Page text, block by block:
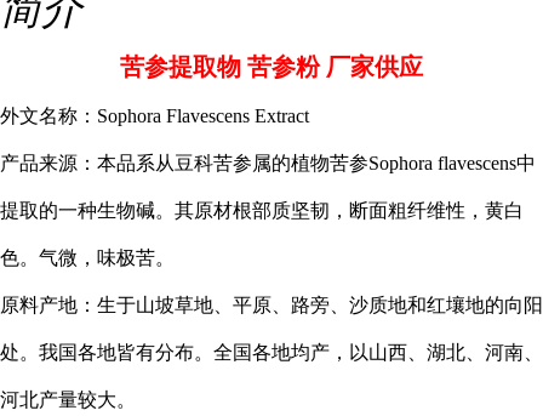
苦参提取物 苦参粉 厂家供应
外文名称：Sophora Flavescens Extract
产品来源：本品系从豆科苦参属的植物苦参Sophora flavescens中
提取的一种生物碱。其原材根部质坚韧，断面粗纤维性，黄白
色。气微，味极苦。
原料产地：生于山坡草地、平原、路旁、沙质地和红壤地的向阳
处。我国各地皆有分布。全国各地均产，以山西、湖北、河南、
河北产量较大。